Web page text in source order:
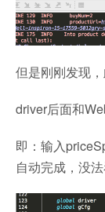
但是刚刚发现，
driver后面和
即：输入
自动完成，没